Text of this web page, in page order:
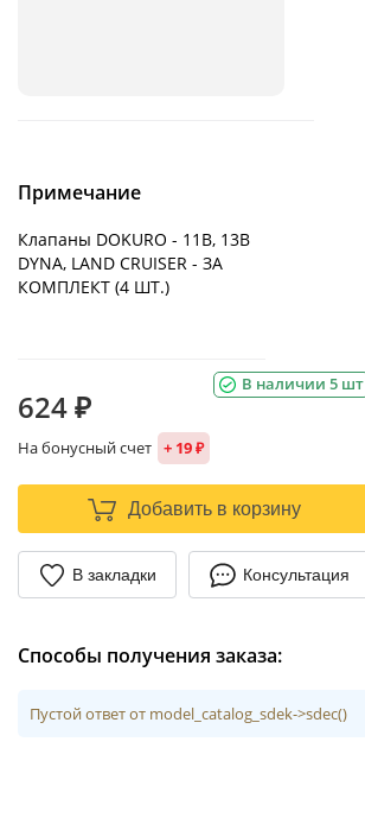
Примечание
Клапаны DOKURO - 11B, 13B
DYNA, LAND CRUISER - ЗА
КОМПЛЕКТ (4 ШТ.)
В наличии 5 шт
624 ₽
На бонусный счет + 19 ₽
Добавить в корзину
В закладки Консультация
Способы получения заказа:
Пустой ответ от model_catalog_sdek->sdec()